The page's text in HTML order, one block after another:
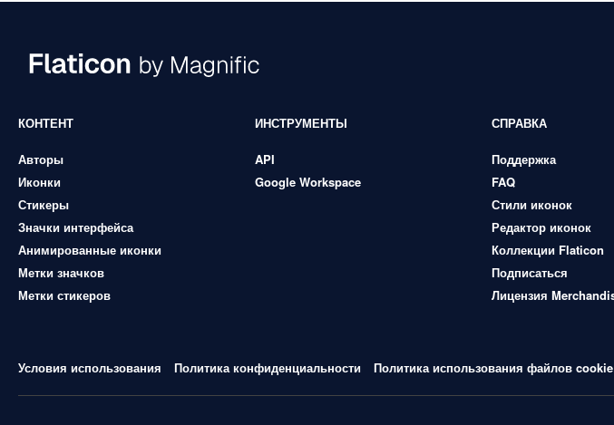
КОНТЕНТ
Авторы
Иконки
Стикеры
Значки интерфейса
Анимированные иконки
Метки значков
Метки стикеров
ИНСТРУМЕНТЫ
API
Google Workspace
СПРАВКА
Поддержка
FAQ
Стили иконок
Редактор иконок
Коллекции Flaticon
Подписаться
Лицензия
Условия использования Политика конфиденциальности Политика использования файлов cookie